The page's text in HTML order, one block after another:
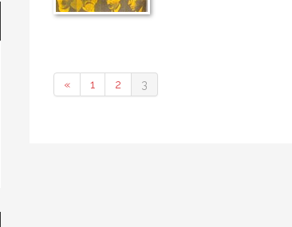
« 1 2 3